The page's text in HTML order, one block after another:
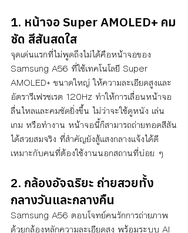
1. หน้าจอ Super AMOLED+ คม
ชัด สีสันสดใส
จุดเด่นแรกที่ไม่พูดถึงไม่ได้คือหน้าจอของ
Samsung A56 ที่ใช้เทคโนโลยี Super
AMOLED+ ขนาดใหญ่ ให้ความละเอียดสูงและ
อัตรารีเฟรชเรต 120Hz ทำให้การเลื่อนหน้าจอ
ลื่นไหลและคมชัดยิ่งขึ้น ไม่ว่าจะใช้ดูหนัง เล่น
เกม หรือทำงาน หน้าจอนี้ก็สามารถถ่ายทอดสีสัน
ได้สวยสมจริง ที่สำคัญยังสู้แสงกลางแจ้งได้ดี
เหมาะกับคนที่ต้องใช้งานนอกสถานที่บ่อย ๆ
2. กล้องอัจฉริยะ ถ่ายสวยทั้ง
กลางวันและกลางคืน
Samsung A56 ตอบโจทย์คนรักการถ่ายภาพ
ด้วยกล้องหลักความละเอียดสูง พร้อมระบบ AI